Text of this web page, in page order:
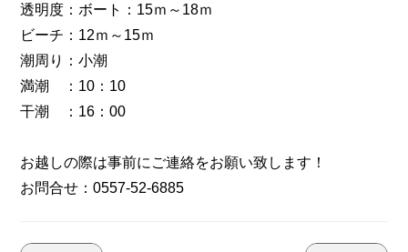
透明度：ボート：15ｍ～18ｍ
ビーチ：12ｍ～15ｍ
潮周り：小潮
満潮 ：10：10
干潮 ：16：00
お越しの際は事前にご連絡をお願い致します！
お問合せ：0557-52-6885